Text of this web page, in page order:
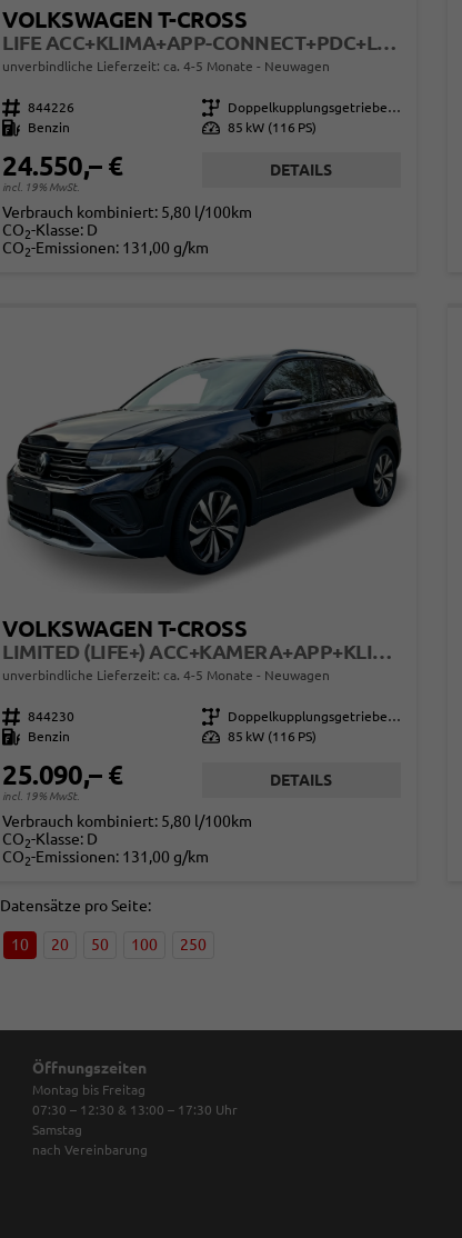
VOLKSWAGEN T-CROSS
LIFE ACC+KLIMA+APP-CONNECT+PDC+LED+16'' ALU
unverbindliche Lieferzeit: ca. 4-5 Monate Neuwagen
Fahrzeugnr. 844226 Getriebe
Doppelkupplungsgetriebe (DSG)
Kraftstoff
Benzin Leistung 85 kW (116 PS)
24.550,– €
incl. 19% MwSt.
DETAILS
Verbrauch kombiniert: 5,80 l/100km
CO2-Klasse: D
CO2-Emissionen: 131,00 g/km
VOLKSWAGEN T-CROSS
LIMITED (LIFE+) ACC+KAMERA+APP+KLIMA+LED+17'' ALU
unverbindliche Lieferzeit: ca. 4-5 Monate Neuwagen
Fahrzeugnr. 844230 Getriebe
Doppelkupplungsgetriebe (DSG)
Kraftstoff
Benzin Leistung 85 kW (116 PS)
25.090,– €
incl. 19% MwSt.
DETAILS
Verbrauch kombiniert: 5,80 l/100km
CO2-Klasse: D
CO2-Emissionen: 131,00 g/km
Datensätze pro Seite:
10 20 50 100 250
Öffnungszeiten
Montag bis Freitag
07:30 – 12:30 & 13:00 – 17:30 Uhr
Samstag
nach Vereinbarung